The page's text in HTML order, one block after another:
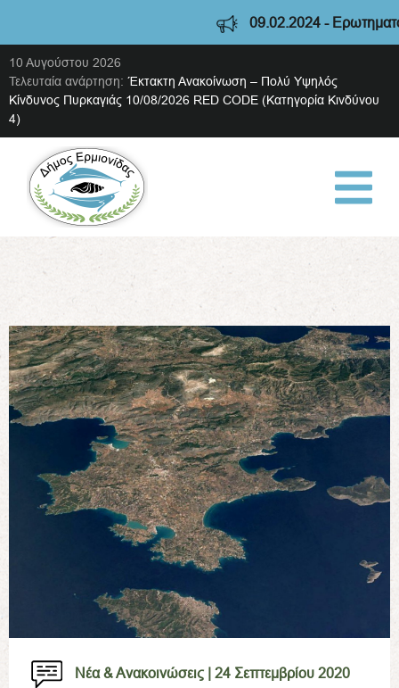
09.02.2024 -
10 Αυγούστου 2026
Τελευταία ανάρτηση: Έκτακτη Ανακοίνωση – Πολύ Υψηλός
Κίνδυνος Πυρκαγιάς 10/08/2026 RED CODE (Κατηγορία Κινδύνου
4)
Νέα & Ανακοινώσεις | 24 Σεπτεμβρίου 2020